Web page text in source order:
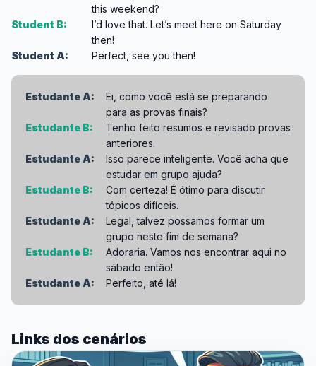
this weekend?
Student B:
I’d love that. Let’s meet here on Saturday
then!
Student A:
Perfect, see you then!
Estudante A:
Ei, como você está se preparando
para as provas finais?
Estudante B:
Tenho feito resumos e revisado provas
anteriores.
Estudante A:
Isso parece inteligente. Você acha que
estudar em grupo ajuda?
Estudante B:
Com certeza! É ótimo para discutir
tópicos difíceis.
Estudante A:
Legal, talvez possamos formar um
grupo neste fim de semana?
Estudante B:
Adoraria. Vamos nos encontrar aqui no
sábado então!
Estudante A:
Perfeito, até lá!
Links dos cenários